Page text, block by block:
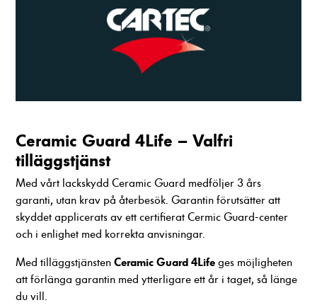
Ceramic Guard 4Life – Valfri
tilläggstjänst
Med vårt lackskydd Ceramic Guard medföljer 3 års
garanti, utan krav på återbesök. Garantin förutsätter att
skyddet applicerats av ett certifierat Cermic Guard-center
och i enlighet med korrekta anvisningar.
Med tilläggstjänstenCeramic Guard 4Life ges möjligheten
att förlänga garantin med ytterligare ett år i taget, så länge
du vill.